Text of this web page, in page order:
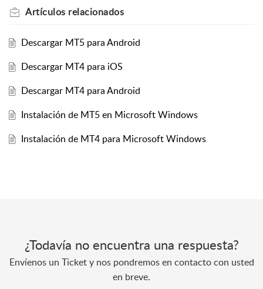
Artículos relacionados
Descargar MT5 para Android
Descargar MT4 para iOS
Descargar MT4 para Android
Instalación de MT5 en Microsoft Windows
Instalación de MT4 para Microsoft Windows
¿Todavía no encuentra una respuesta?
Envíenos un Ticket y nos pondremos en contacto con usted
en breve.